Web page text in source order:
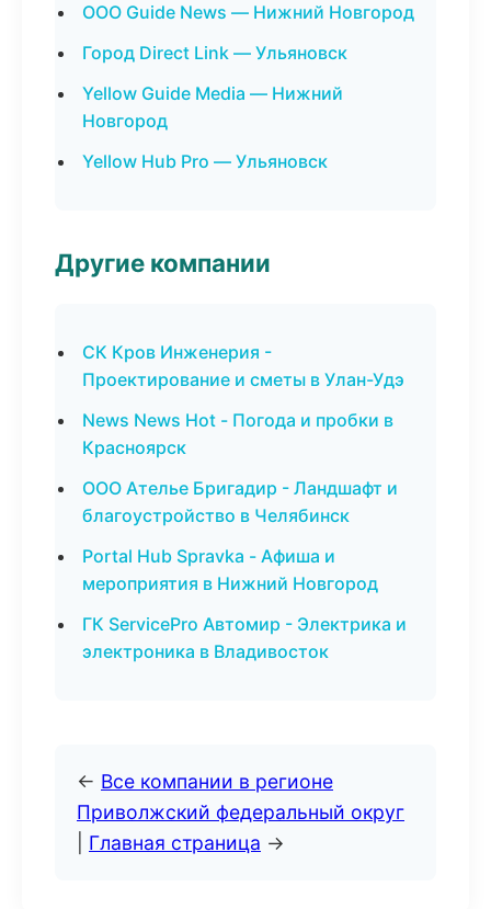
ООО Guide News — Нижний Новгород
Город Direct Link — Ульяновск
Yellow Guide Media — Нижний
Новгород
Yellow Hub Pro — Ульяновск
Другие компании
СК Кров Инженерия -
Проектирование и сметы в Улан-Удэ
News News Hot - Погода и пробки в
Красноярск
ООО Ателье Бригадир - Ландшафт и
благоустройство в Челябинск
Portal Hub Spravka - Афиша и
мероприятия в Нижний Новгород
ГК ServicePro Автомир - Электрика и
электроника в Владивосток
← Все компании в регионе
Приволжский федеральный округ
Главная страница →